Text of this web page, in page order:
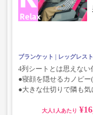
ブランケット レッグレスト
4列シートとは思えない
●寝顔を隠せるカノピー
●大きな仕切りで隣も気
大人